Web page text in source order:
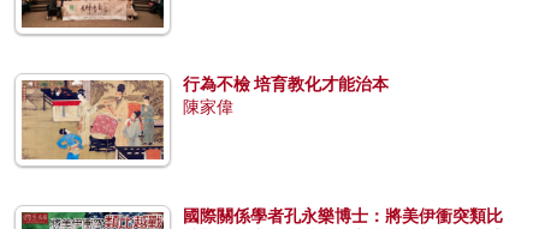
行為不檢 培育教化才能治本
陳家偉
國際關係學者孔永樂博士：將美伊衝突類比